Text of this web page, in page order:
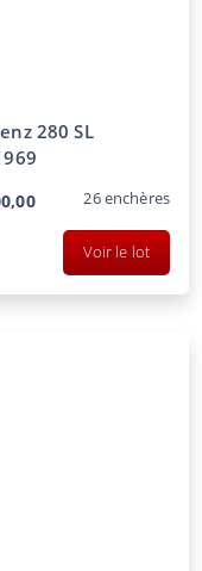
280 SL
26enchères
Voir le lot